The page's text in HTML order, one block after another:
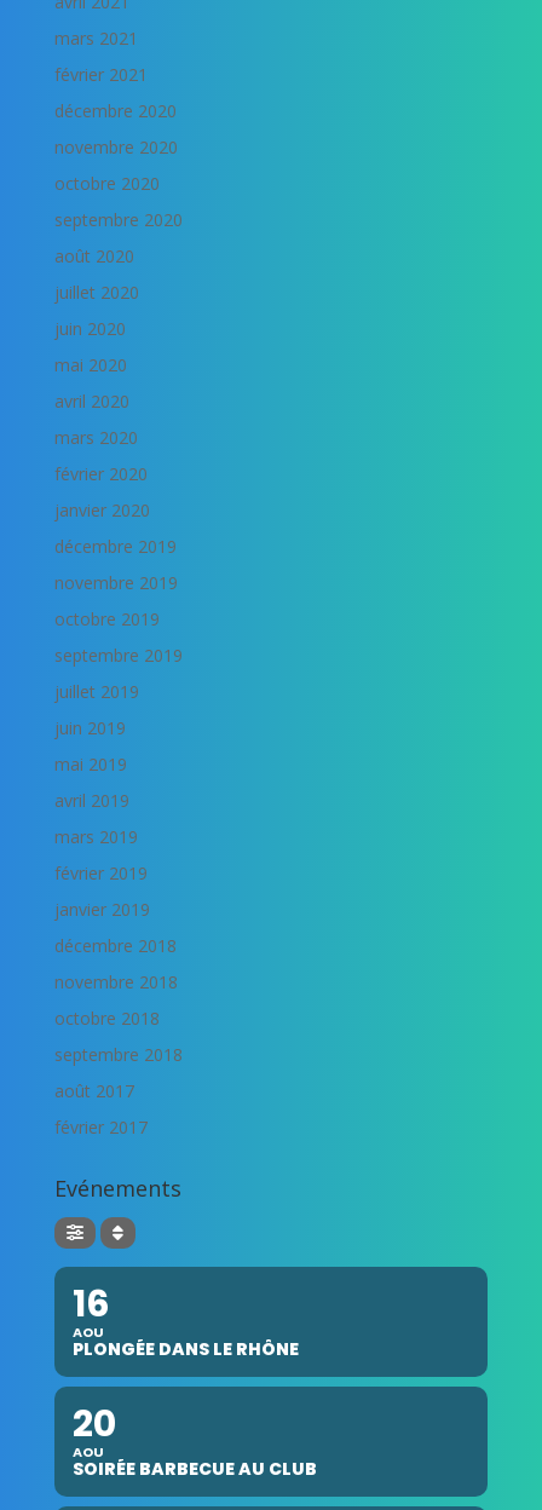
mars 2021
février 2021
décembre 2020
novembre 2020
octobre 2020
septembre 2020
août 2020
juillet 2020
juin 2020
mai 2020
avril 2020
mars 2020
février 2020
janvier 2020
décembre 2019
novembre 2019
octobre 2019
septembre 2019
juillet 2019
juin 2019
mai 2019
avril 2019
mars 2019
février 2019
janvier 2019
décembre 2018
novembre 2018
octobre 2018
septembre 2018
août 2017
février 2017
Evénements
16
AOU
PLONGÉE DANS LE RHÔNE
20
AOU
SOIRÉE BARBECUE AU CLUB